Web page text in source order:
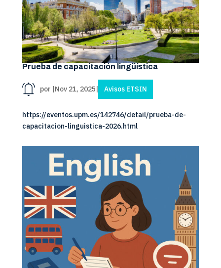
Prueba de capacitación lingüística
por |Nov 21, 2025| Avisos ETSIN
https://eventos.upm.es/142746/detail/prueba-de-
capacitacion-linguistica-2026.html